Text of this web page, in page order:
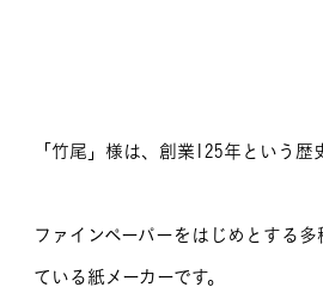
「竹尾」様は、創業125年という歴
ファインペーパーをはじめとする
ている紙メーカーです。